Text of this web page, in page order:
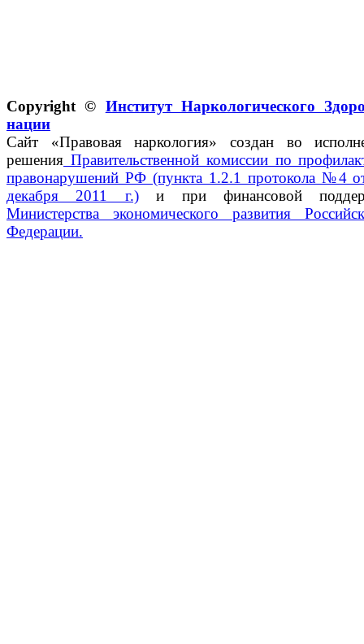
Copyright © Институт Наркологического
нации
Сайт «Правовая наркология» создан во
решения Правительственной комиссии по
правонарушений РФ (пункта 1.2.1 протокола №4
декабря 2011 г.)и при финансовой
Министерства экономического развития
Федерации.